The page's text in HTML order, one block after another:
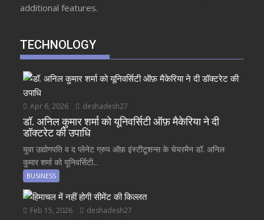
additional features.
TECHNOLOGY
Apr 6, 2026 deshadesh27
डॉ. अनिल कुमार शर्मा को यूनिवर्सिटी ऑफ़ मैकेरिया ने दी
डॉक्टरेट की उपाधि
युवा उद्योगपति व द प्लेनेट ग्रुप ऑफ़ इंस्टीटूशन्स के चेयरमैन डॉ. अनिल
कुमार शर्मा को यूनिवर्सिटी...
BUSINESS
Feb 15, 2026 deshadesh27